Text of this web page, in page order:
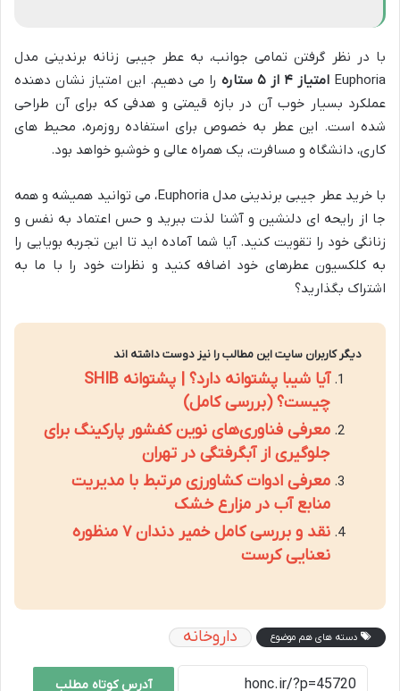
با در نظر گرفتن تمامی جوانب، به عطر جیبی زنانه برندینی مدل
Euphoria امتیاز ۴ از ۵ ستاره
را می دهیم. این امتیاز نشان دهنده
عملکرد بسیار خوب آن در بازه قیمتی و هدفی که برای آن طراحی
شده است. این عطر به خصوص برای استفاده روزمره، محیط های
کاری، دانشگاه و مسافرت، یک همراه عالی و خوشبو خواهد بود.
با خرید عطر جیبی برندینی مدل Euphoria، می توانید همیشه و همه
جا از رایحه ای دلنشین و آشنا لذت ببرید و حس اعتماد به نفس و
زنانگی خود را تقویت کنید. آیا شما آماده اید تا این تجربه بویایی را
به کلکسیون عطرهای خود اضافه کنید و نظرات خود را با ما به
اشتراک بگذارید؟
دیگر کاربران سایت این مطالب را نیز دوست داشته اند
آیا شیبا پشتوانه دارد؟ | پشتوانه SHIB
چیست؟ (بررسی کامل)
معرفی فناوری‌های نوین کفشور پارکینگ برای
جلوگیری از آبگرفتگی در تهران
معرفی ادوات کشاورزی مرتبط با مدیریت
منابع آب در مزارع خشک
نقد و بررسی کامل خمیر دندان ۷ منظوره
نعنایی کرست
دسته های هم موضوع داروخانه
آدرس کوتاه مطلب